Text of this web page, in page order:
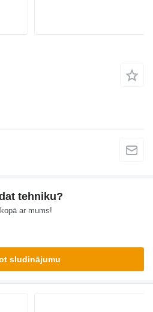
tehniku?
ar mums!
sludinājumu